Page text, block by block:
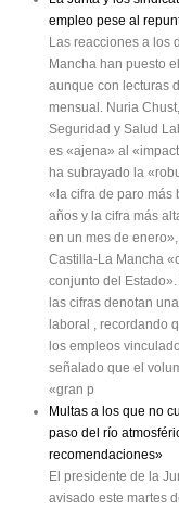
empleo pese al
Las reacciones a los
Mancha han puesto
aunque con lecturas
mensual. Nuria
Seguridad y Salud
es «ajena» al
ha subrayado la
«la cifra de paro más
años y la cifra más
en un mes de
Castilla-La Mancha
conjunto del
las cifras denotan
laboral , recordando
los empleos
señalado que el
«gran p
Multas a los que no
paso del río
recomendaciones»
El presidente de la
avisado este martes